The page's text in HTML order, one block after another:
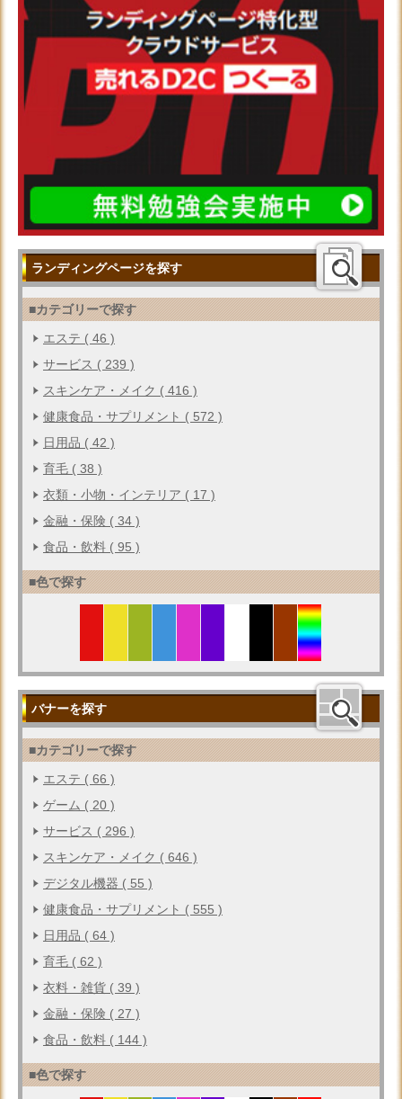
ランディングページを探す
■カテゴリーで探す
エステ ( 46 )
サービス ( 239 )
スキンケア・メイク ( 416 )
健康食品・サプリメント ( 572 )
日用品 ( 42 )
育毛 ( 38 )
衣類・小物・インテリア ( 17 )
金融・保険 ( 34 )
食品・飲料 ( 95 )
■色で探す
バナーを探す
■カテゴリーで探す
エステ ( 66 )
ゲーム ( 20 )
サービス ( 296 )
スキンケア・メイク ( 646 )
デジタル機器 ( 55 )
健康食品・サプリメント ( 555 )
日用品 ( 64 )
育毛 ( 62 )
衣料・雑貨 ( 39 )
金融・保険 ( 27 )
食品・飲料 ( 144 )
■色で探す